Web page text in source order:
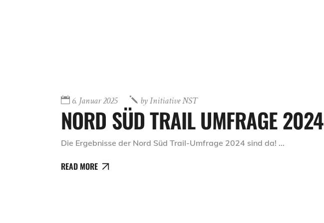
6. Januar 2025 byInitiative NST
NORD SÜD TRAIL UMFRAGE 2024
Die Ergebnisse der Nord Süd Trail-Umfrage 2024 sind da!
READ MORE